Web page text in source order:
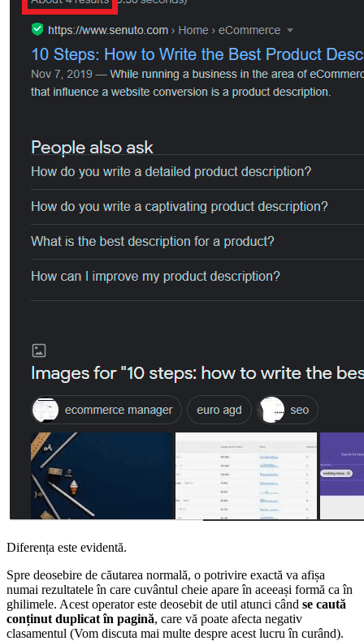
Diferența este evidentă.
Spre deosebire de căutarea normală, o potrivire exactă va afișa
numai rezultatele în care cuvântul cheie apare în aceeași formă ca în
ghilimele. Acest operator este deosebit de util atunci când se caută
conținut duplicat în pagină, care vă poate afecta negativ
clasamentul (Vom discuta mai multe despre acest lucru în curând).